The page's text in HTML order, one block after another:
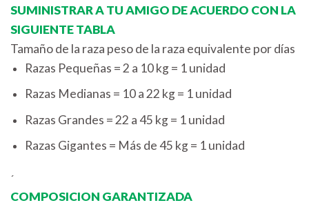
SUMINISTRAR A TU AMIGO DE ACUERDO CON LA
SIGUIENTE TABLA
Tamaño de la raza peso de la raza equivalente por días
Razas Pequeñas = 2 a 10 kg = 1 unidad
Razas Medianas = 10 a 22 kg = 1 unidad
Razas Grandes = 22 a 45 kg = 1 unidad
Razas Gigantes = Más de 45 kg = 1 unidad
´
COMPOSICION GARANTIZADA